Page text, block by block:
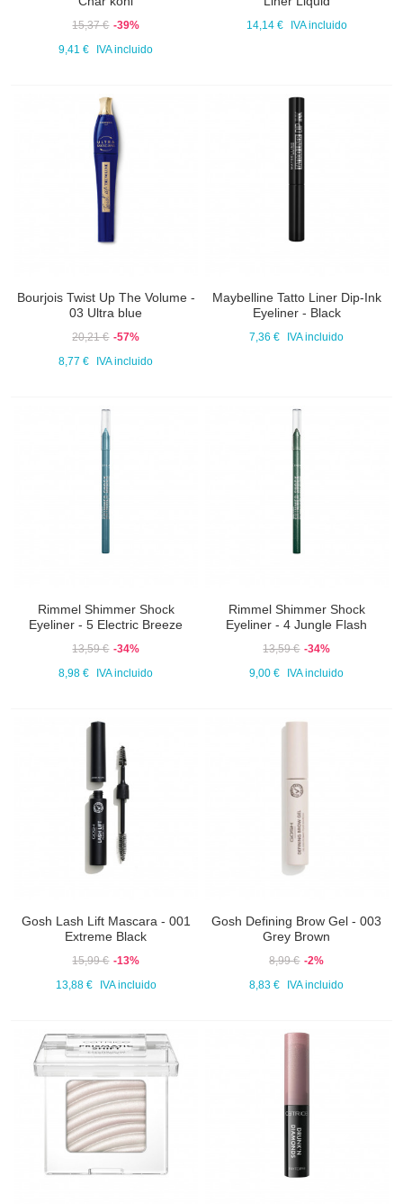
15,37 € -39%
9,41 €
IVA incluido
14,14 € IVA incluido
Bourjois Twist Up The Volume -
03 Ultra blue
20,21 € -57%
8,77 €
IVA incluido
Maybelline Tatto Liner Dip-Ink
Eyeliner - Black
7,36 € IVA incluido
Rimmel Shimmer Shock
Eyeliner - 5 Electric Breeze
13,59 € -34%
8,98 €
IVA incluido
Rimmel Shimmer Shock
Eyeliner - 4 Jungle Flash
13,59 € -34%
9,00 €
IVA incluido
Gosh Lash Lift Mascara - 001
Extreme Black
15,99 € -13%
13,88 €
IVA incluido
Gosh Defining Brow Gel - 003
Grey Brown
8,99 € -2%
8,83 €
IVA incluido